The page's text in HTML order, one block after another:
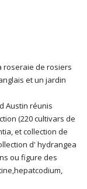
roseraie de rosiers
et un jardin
Austin réunis
(220 cultivars de
et collection de
d' hydrangea
ou figure des